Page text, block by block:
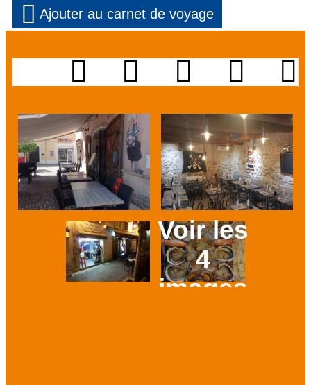
Ajouter au carnet de voyage
Voir les
4
images